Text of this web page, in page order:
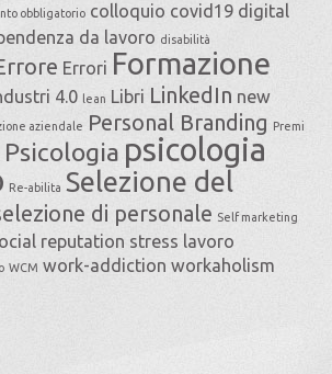
obbligatorio colloquio covid19 digital
da lavoro disabilità
Errori Formazione
4.0 lean Libri LinkedIn new
aziendale Personal Branding Premi
Psicologia psicologia
Re-abilita Selezione del
di personale Self marketing
reputation stress lavoro
WCM work-addiction workaholism